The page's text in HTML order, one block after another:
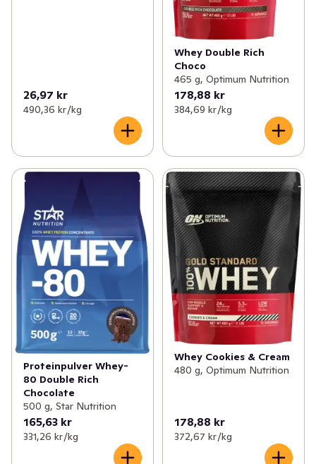
26,97 kr
490,36 kr /kg
Whey Double Rich
Choco
465 g, Optimum Nutrition
178,88 kr
384,69 kr /kg
Proteinpulver Whey-
80 Double Rich
Chocolate
500 g, Star Nutrition
165,63 kr
331,26 kr /kg
Whey Cookies & Cream
480 g, Optimum Nutrition
178,88 kr
372,67 kr /kg